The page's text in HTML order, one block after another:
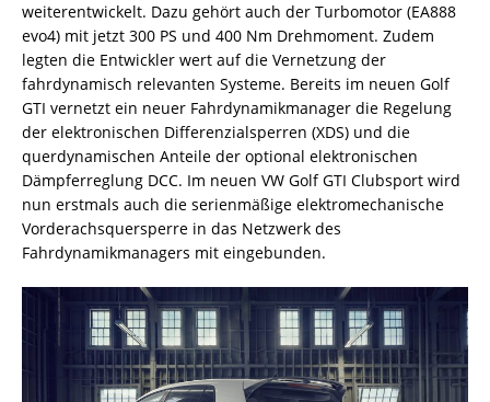
weiterentwickelt. Dazu gehört auch der Turbomotor (EA888
evo4) mit jetzt 300 PS und 400 Nm Drehmoment. Zudem
legten die Entwickler wert auf die Vernetzung der
fahrdynamisch relevanten Systeme. Bereits im neuen Golf
GTI vernetzt ein neuer Fahrdynamikmanager die Regelung
der elektronischen Differenzialsperren (XDS) und die
querdynamischen Anteile der optional elektronischen
Dämpferreglung DCC. Im neuen VW Golf GTI Clubsport wird
nun erstmals auch die serienmäßige elektromechanische
Vorderachsquersperre in das Netzwerk des
Fahrdynamikmanagers mit eingebunden.